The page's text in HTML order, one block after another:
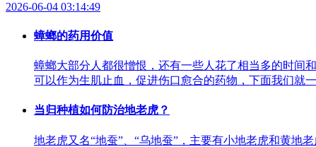
2026-06-04 03:14:49
蟑螂的药用价值
蟑螂大部分人都很憎恨，还有一些人花了相当多的时间
可以作为生肌止血，促进伤口愈合的药物，下面我们就
当归种植如何防治地老虎？
地老虎又名“地蚕”、“乌地蚕”，主要有小地老虎和黄地